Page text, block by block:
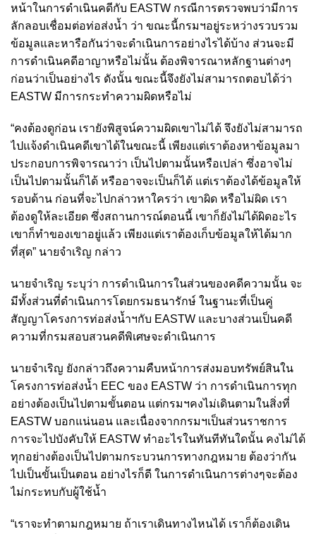
หน้าในการดำเนินคดีกับ EASTW กรณีการตรวจพบว่ามีการ
ลักลอบเชื่อมต่อท่อส่งน้ำ ว่า ขณะนี้กรมฯอยู่ระหว่างรวบรวม
ข้อมูลและหารือกันว่าจะดำเนินการอย่างไรได้บ้าง ส่วนจะมี
การดำเนินคดีอาญาหรือไม่นั้น ต้องพิจารณาหลักฐานต่างๆ
ก่อนว่าเป็นอย่างไร ดังนั้น ขณะนี้จึงยังไม่สามารถตอบได้ว่า
EASTW มีการกระทำความผิดหรือไม่
“คงต้องดูก่อน เรายังพิสูจน์ความผิดเขาไม่ได้ จึงยังไม่สามารถ
ไปแจ้งดำเนินคดีเขาได้ในขณะนี้ เพียงแต่เราต้องหาข้อมูลมา
ประกอบการพิจารณาว่า เป็นไปตามนั้นหรือเปล่า ซึ่งอาจไม่
เป็นไปตามนั้นก็ได้ หรืออาจจะเป็นก็ได้ แต่เราต้องได้ข้อมูลให้
รอบด้าน ก่อนที่จะไปกล่าวหาใครว่า เขาผิด หรือไม่ผิด เรา
ต้องดูให้ละเอียด ซึ่งสถานการณ์ตอนนี้ เขาก็ยังไม่ได้ผิดอะไร
เขาก็ทำของเขาอยู่แล้ว เพียงแต่เราต้องเก็บข้อมูลให้ได้มาก
ที่สุด” นายจำเริญ กล่าว
นายจำเริญ ระบุว่า การดำเนินการในส่วนของคดีความนั้น จะ
มีทั้งส่วนที่ดำเนินการโดยกรมธนารักษ์ ในฐานะที่เป็นคู่
สัญญาโครงการท่อส่งน้ำฯกับ EASTW และบางส่วนเป็นคดี
ความที่กรมสอบสวนคดีพิเศษจะดำเนินการ
นายจำเริญ ยังกล่าวถึงความคืบหน้าการส่งมอบทรัพย์สินใน
โครงการท่อส่งน้ำ EEC ของ EASTW ว่า การดำเนินการทุก
อย่างต้องเป็นไปตามขั้นตอน แต่กรมฯคงไม่เดินตามในสิ่งที่
EASTW บอกแน่นอน และเนื่องจากกรมฯเป็นส่วนราชการ
การจะไปบังคับให้ EASTW ทำอะไรในทันทีทันใดนั้น คงไม่ได้
ทุกอย่างต้องเป็นไปตามกระบวนการทางกฎหมาย ต้องว่ากัน
ไปเป็นขั้นเป็นตอน อย่างไรก็ดี ในการดำเนินการต่างๆจะต้อง
ไม่กระทบกับผู้ใช้น้ำ
“เราจะทำตามกฎหมาย ถ้าเราเดินทางไหนได้ เราก็ต้องเดิน